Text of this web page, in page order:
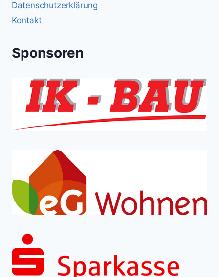
Datenschutzerklärung
Kontakt
Sponsoren